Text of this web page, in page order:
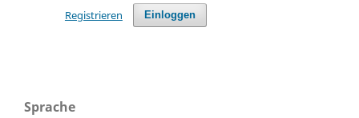
Einloggen
Registrieren
Sprache